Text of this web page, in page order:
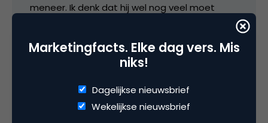
meneer. Ik denk dat hij wel nog veel moet
kan niet als je zelf ver onder die lat hangt. Dan
zul je toch een zwaarder kaliber uit de kast
De interviewer is zichtbaar zenuwachtig als je
lichaamstaal kan lezen.
Marketingfacts. Elke dag vers. Mis
niks!
Dagelijkse nieuwsbrief
Wekelijkse nieuwsbrief